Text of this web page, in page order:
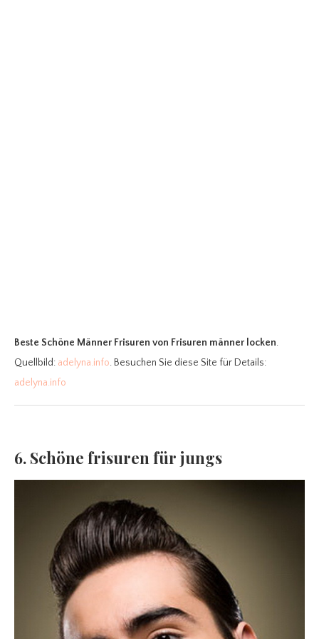
Beste Schöne Männer Frisuren von Frisuren männer locken.
Quellbild: adelyna.info. Besuchen Sie diese Site für Details:
adelyna.info
6. Schöne frisuren für jungs